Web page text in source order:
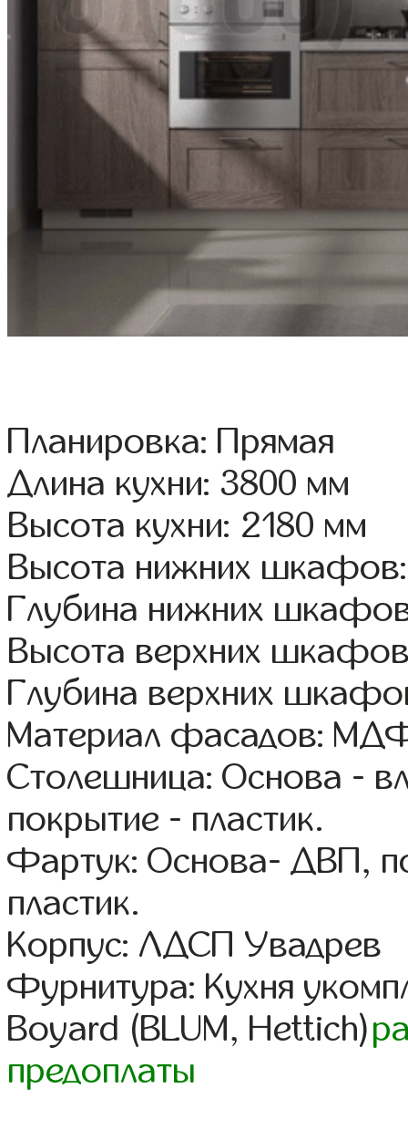
Планировка: Прямая
Длина кухни: 3800 мм
Высота кухни: 2180 мм
Высота нижних
Глубина нижних
Высота верхних
Глубина верхних
Материал фасадов:
Столешница: Основа -
покрытие - пластик.
Фартук: Основа- ДВП,
пластик.
Корпус: ЛДСП Увадрев
Фурнитура: Кухня
Boyard (BLUM, Hettich)
предоплаты